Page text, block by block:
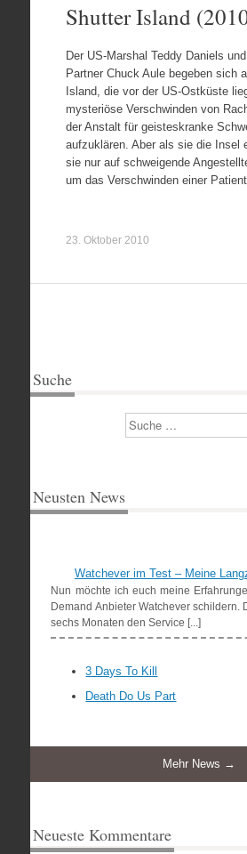
Shutter Island
Der US-Marshal Teddy Daniels
Partner Chuck Aule begeben sich
Island, die vor der US-Ostküste
mysteriöse Verschwinden von
der Anstalt für geisteskranke
aufzuklären. Aber als sie die Insel
sie nur auf schweigende
um das Verschwinden einer
23. Oktober 2010
Suche
Suchen
Neusten News
Watchever im Test – Meine
Nun möchte ich euch meine
Demand Anbieter Watchever schildern.
sechs Monaten den Service [...]
3 Days To Kill
Death Do Us Part
Mehr News →
Neueste Kommentare